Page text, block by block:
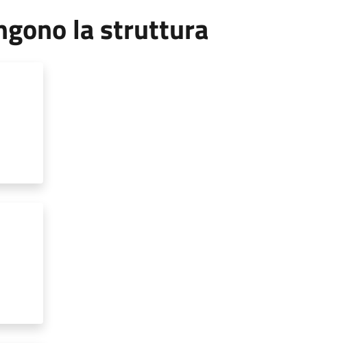
la struttura